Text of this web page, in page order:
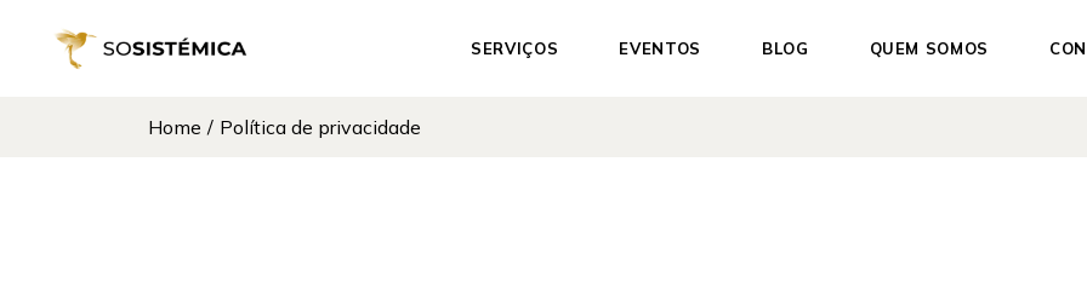
SERVIÇOS EVENTOS BLOG QUEM SOMOS
Home Política de privacidade